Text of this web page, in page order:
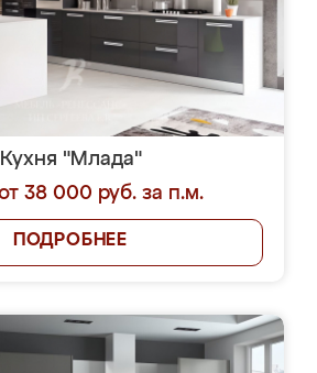
Кухня "Млада"
38 000 руб. за п.м.
ПОДРОБНЕЕ